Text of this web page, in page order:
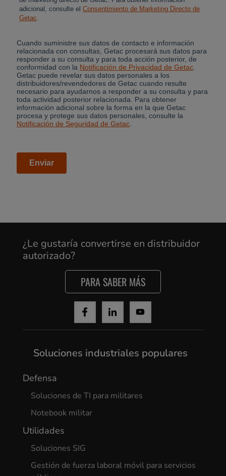
¿Le gustaría convertirse en distribuidor
autorizado?
PARA SABER MÁS
Soluciones industriales populares
Defensa
Soluciones de TI para militares
Notebook militar
Utilidades
Soluciones SIG
Gestión de fuerza laboral móvil para servicios